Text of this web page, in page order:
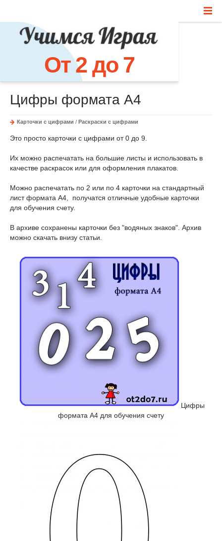
От 2 до 7
Цифры формата А4
Карточки с цифрами / Раскраски с цифрами
Это просто карточки с цифрами от 0 до 9.
Их можно распечатать на большие листы и использовать в
качестве раскрасок или для оформления плакатов.
Можно распечатать по 2 или по 4 карточки на стандартный
лист формата А4, получатся отличные удобные карточки
для обучения счету.
В архиве сохранены карточки без "водяных знаков". Архив
можно скачать внизу статьи.
Цифры
формата А4 для обучения счету